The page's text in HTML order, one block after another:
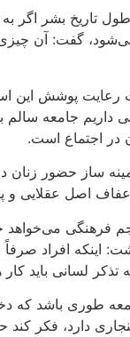
تاریخ بشر اگر به
گفت: آن
رعایت پوشش این
جامعه سالم
در اجتماع است.
ساز حضور زنان
اصل عقلایی و
فرهنگی
اینکه افراد
لسانی باید کار
طوری باشد
دارد، فکر